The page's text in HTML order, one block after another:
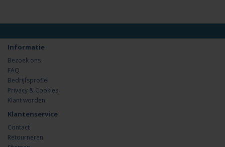
Informatie
Bezoek ons
FAQ
Bedrijfsprofiel
Privacy & Cookies
Klant worden
Klantenservice
Contact
Retourneren